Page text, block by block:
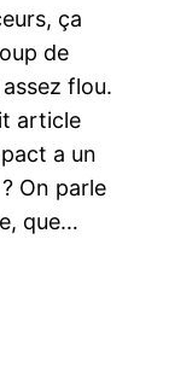
ça
de
flou.
article
a un
On parle
que…